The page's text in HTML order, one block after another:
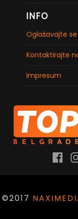
INFO
Oglašavajte
Kontaktirajte
Impresum
©2017